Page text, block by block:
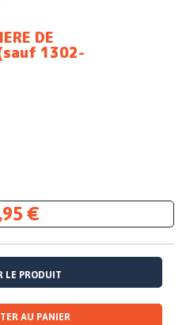
DE
1302-
€
LE PRODUIT
AU PANIER